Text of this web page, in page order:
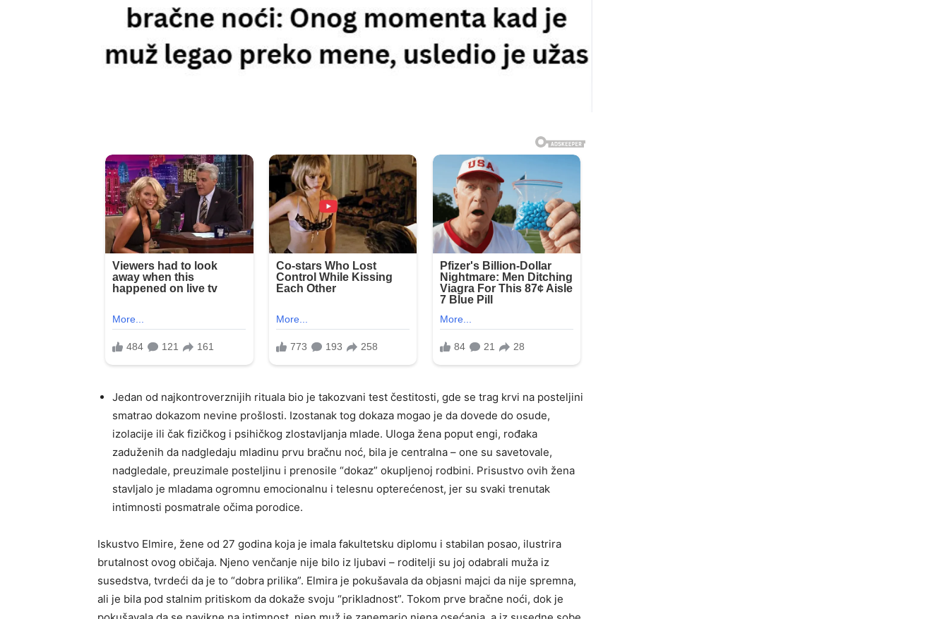
Jedan od najkontroverznijih rituala bio je takozvani test čestitosti, gde se trag krvi na posteljini
smatrao dokazom nevine prošlosti. Izostanak tog dokaza mogao je da dovede do osude,
izolacije ili čak fizičkog i psihičkog zlostavljanja mlade. Uloga žena poput engi, rođaka
zaduženih da nadgledaju mladinu prvu bračnu noć, bila je centralna – one su savetovale,
nadgledale, preuzimale posteljinu i prenosile “dokaz” okupljenoj rodbini. Prisustvo ovih žena
stavljalo je mladama ogromnu emocionalnu i telesnu opterećenost, jer su svaki trenutak
intimnosti posmatrale očima porodice.
Iskustvo Elmire, žene od 27 godina koja je imala fakultetsku diplomu i stabilan posao, ilustrira
brutalnost ovog običaja. Njeno venčanje nije bilo iz ljubavi – roditelji su joj odabrali muža iz
susedstva, tvrdeći da je to “dobra prilika”. Elmira je pokušavala da objasni majci da nije spremna,
ali je bila pod stalnim pritiskom da dokaže svoju “prikladnost”. Tokom prve bračne noći, dok je